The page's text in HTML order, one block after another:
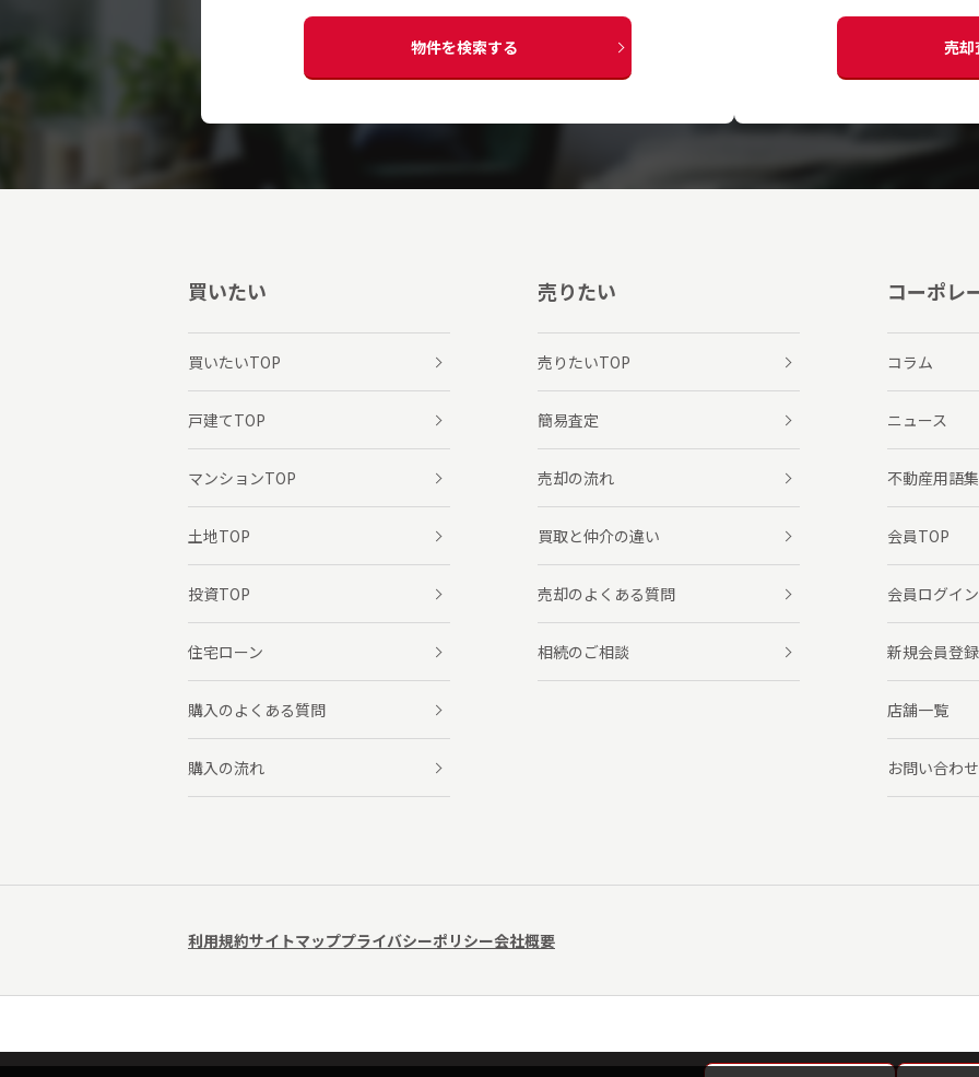
物件を検索する 売却
買いたい
買いたいTOP
戸建てTOP
マンションTOP
土地TOP
投資TOP
住宅ローン
購入のよくある質問
購入の流れ
売りたい
売りたいTOP
簡易査定
売却の流れ
買取と仲介の違い
売却のよくある質問
相続のご相談
コーポレ
コラム
ニュース
不動産用語集
会員TOP
会員ログイン
新規会員登録
店舗一覧
お問い合わせ
利用規約サイトマッププライバシーポリシー会社概要